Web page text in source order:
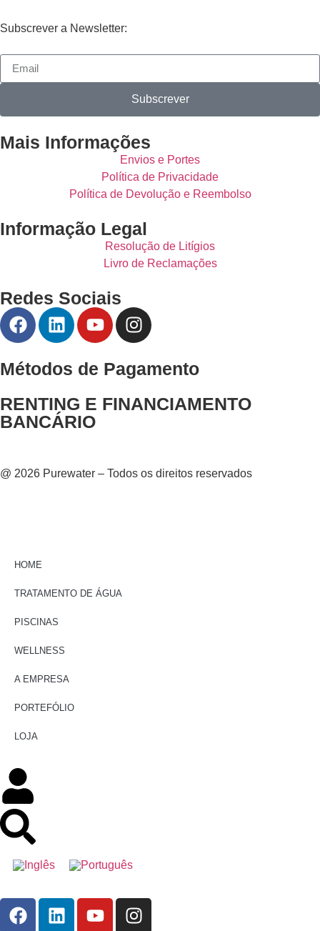
Subscrever a Newsletter:
Subscrever
Mais Informações
Envios e Portes
Política de Privacidade
Política de Devolução e Reembolso
Informação Legal
Resolução de Litígios
Livro de Reclamações
Redes Sociais
Métodos de Pagamento
RENTING E FINANCIAMENTO
BANCÁRIO
@ 2026 Purewater – Todos os direitos reservados
HOME
TRATAMENTO DE ÁGUA
PISCINAS
WELLNESS
A EMPRESA
PORTEFÓLIO
LOJA